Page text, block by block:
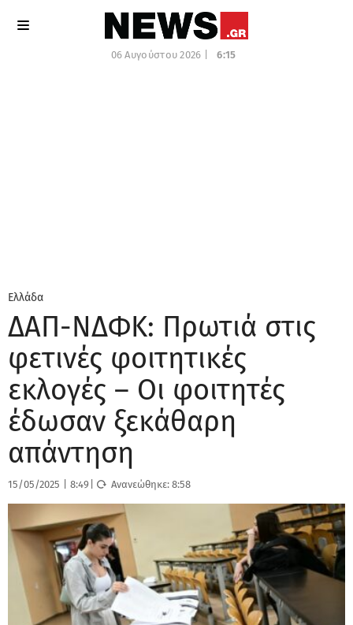
06 Αυγούστου 2026 | 6:15
Ελλάδα
ΔΑΠ-ΝΔΦΚ: Πρωτιά στις
φετινές φοιτητικές
εκλογές – Οι φοιτητές
έδωσαν ξεκάθαρη
απάντηση
15/05/2025 8:49 Ανανεώθηκε:8:58